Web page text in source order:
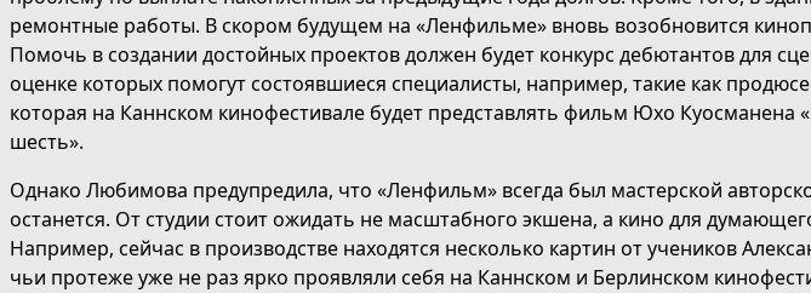
ремонтные работы. В скором будущем на «Ленфильме» вновь возобновится
Помочь в создании достойных проектов должен будет конкурс дебютантов для
оценке которых помогут состоявшиеся специалисты, например, такие как
которая на Каннском кинофестивале будет представлять фильм Юхо Куосманена
шесть».
Однако Любимова предупредила, что «Ленфильм» всегда был мастерской
останется. От студии стоит ожидать не масштабного экшена, а кино для
Например, сейчас в производстве находятся несколько картин от учеников
чьи протеже уже не раз ярко проявляли себя на Каннском и Берлинском